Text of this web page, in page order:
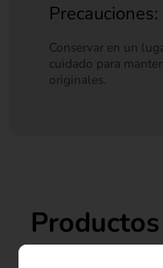
Precauciones:
Conservar en un
cuidado para
originales.